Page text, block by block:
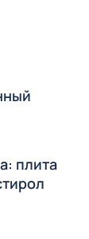
плита